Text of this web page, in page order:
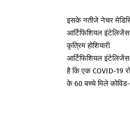
इसके नतीजे नेचर
आर्टिफिशियल
कृत्रिम होशियारी
आर्टिफिशियल
है कि एक COVID-19
के 60 बच्चे मिले